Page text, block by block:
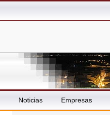
Noticias Empresas